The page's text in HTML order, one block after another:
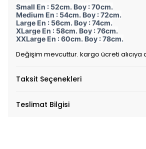
Small En : 52cm. Boy : 70cm.
Medium En : 54cm. Boy : 72cm.
Large En : 56cm. Boy : 74cm.
XLarge En : 58cm. Boy : 76cm.
XXLarge En : 60cm. Boy : 78cm.
Değişim mevcuttur. kargo ücreti alıcıya
Taksit Seçenekleri
Teslimat Bilgisi